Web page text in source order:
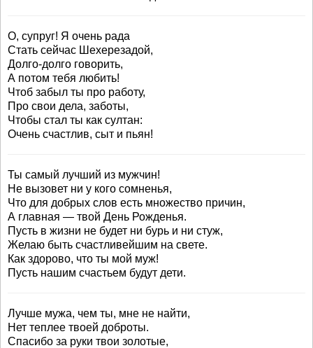
О, супруг! Я очень рада
Стать сейчас Шехерезадой,
Долго-долго говорить,
А потом тебя любить!
Чтоб забыл ты про работу,
Про свои дела, заботы,
Чтобы стал ты как султан:
Очень счастлив, сыт и пьян!
Ты самый лучший из мужчин!
Не вызовет ни у кого сомненья,
Что для добрых слов есть множество причин,
А главная — твой День Рожденья.
Пусть в жизни не будет ни бурь и ни стуж,
Желаю быть счастливейшим на свете.
Как здорово, что ты мой муж!
Пусть нашим счастьем будут дети.
Лучше мужа, чем ты, мне не найти,
Нет теплее твоей доброты.
Спасибо за руки твои золотые,